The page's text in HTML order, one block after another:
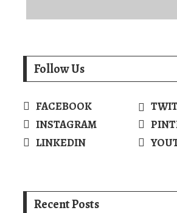
Follow Us
FACEBOOK
INSTAGRAM
LINKEDIN
Recent Posts